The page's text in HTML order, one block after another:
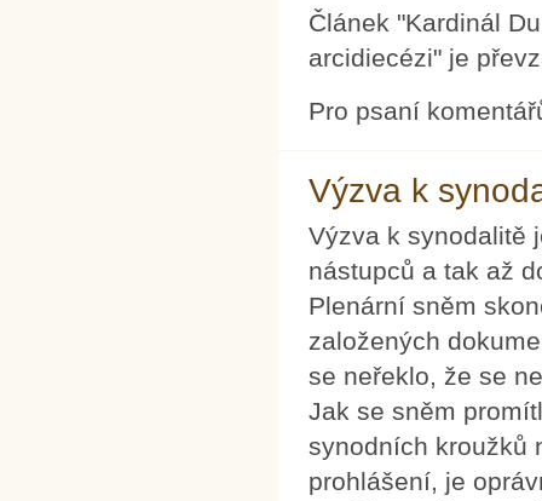
Článek "Kardinál
arcidiecézi" je
Pro psaní
Výzva k
Výzva k synodalitě
nástupců a tak až
Plenární sněm
založených
se neřeklo, že se
Jak se sněm
synodních kroužků
prohlášení, je